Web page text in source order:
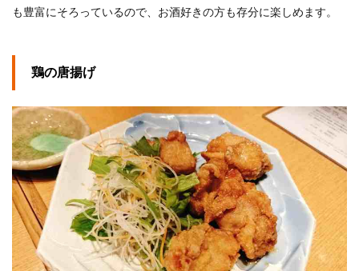
も豊富にそろっているので、お酒好きの方も存分に楽しめます。
鶏の唐揚げ